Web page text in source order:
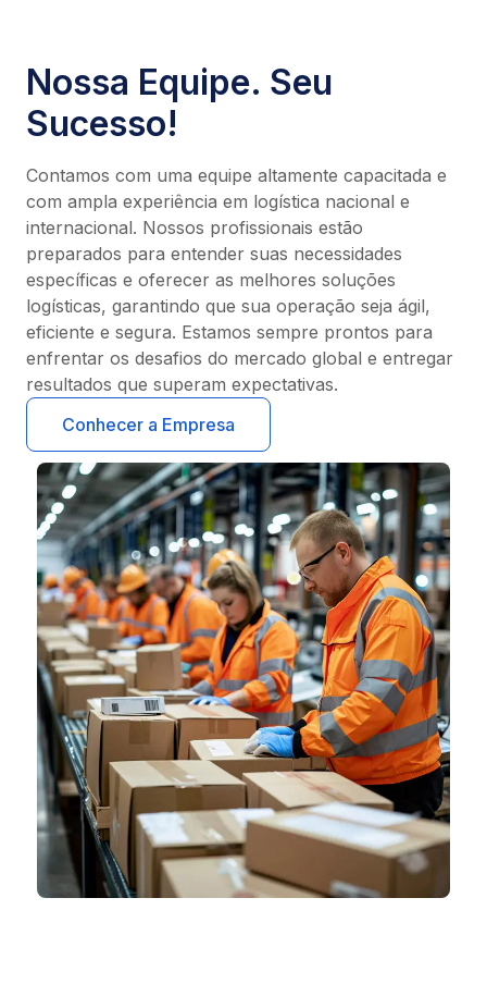
Nossa Equipe. Seu
Sucesso!
Contamos com uma equipe altamente capacitada e
com ampla experiência em logística nacional e
internacional. Nossos profissionais estão
preparados para entender suas necessidades
específicas e oferecer as melhores soluções
logísticas, garantindo que sua operação seja ágil,
eficiente e segura. Estamos sempre prontos para
enfrentar os desafios do mercado global e entregar
resultados que superam expectativas.
Conhecer a Empresa